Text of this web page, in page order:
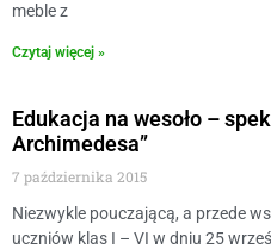
meble z
Czytaj więcej »
Edukacja na wesoło –
Archimedesa”
7 października 2015
Niezwykle pouczającą, a przede
uczniów klas I – VI w dniu 25